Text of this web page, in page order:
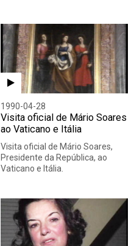
1990-04-28
Visita oficial de Mário Soares
ao Vaticano e Itália
Visita oficial de Mário Soares,
Presidente da República, ao
Vaticano e Itália.